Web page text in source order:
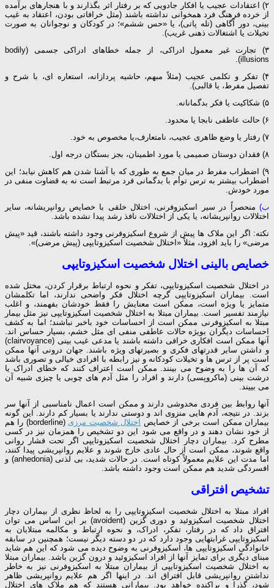
۲) اعتقادات عجیب یا افکار جادویی که بر رفتار اثر بگذارند و با هنجارهای برآمده
از خرده فرهنگ فرد همخوانی نداشته باشند (مثل خرافاتی بودن، اعتقاد به غیب
بینی، دور آگاهی (تله پاتی)، یا «حس ششم»؛ در کودکان و نوجوانان به صورت
تخیلات یا اشتغالات ذهنی غریب).
۳) تجارت غیر معمول ادراکی، از جمله خطاهای ادراکی جسمی (bodily
illusions).
۴) تفکر و تکلمی عجیب (مثلاً مبهم، حاشیه پردازانه، استعاره ای، با شرح و
تفصیل مفرط، یا قالبی).
۵) شکاکیت یا فکر بدگمانانه.
۶) حالت عاطفی نابجا یا محدود.
۷) رفتار یا وضع ظاهری عجیب، نامتعارف،‌یا مخصوص به خود.
۸) فقدان دوستان صمیمی یا مورد اطمینان، بجز بستگان درجه اول.
۹) اضطراب مفرط در میان جمع به طوری که با آشنا شدن هم کاهش نیابد؛ این
اضطراب بیشتر به ترس توأم با بدگمانی فرد مرتبط است نه به قضاوت منفی در
مورد خودش.
ب) منحصراً در سیر اسکیزوفرنی،‌ اختلال خلقی با خصایص روانپریشانه، سایر
اختلالات روانپریشانه، یا یکی از اختلالات نافذ رشد پیدا نشده باشد.
نکته: اگر این ملاک ها پیش از شروع اسکیزوفرنی وجود داشته باشند، قید «پیش
مرضی» را باید افزود،‌ مثلاً «اختلال شخصیت اسکیزوتایپی (پیش مرضی)».
خصایص بالینی اختلال شخصیت اسکیزوتایپی
در اختلال شخصیت اسکیزوتایپی،‌ تفکر و نحوه ارتباط برقرار کردن،‌ مختل شده
است. بیماران اسکیزوتایپی گرچه اختلال فکر واضحی ندارند، اما تکلمشان
متمایز یا ویژه است، ممکن است معنایش را فقط خودشان بفهمند، و اغلب
نیازمند تفسیر است. بیماران مبتلا به اختلال شخصیت اسکیزوتایپی نیز مثل بیمار
مبتلا به اسکیزوفرنی ممکن است از احساسات خود باخبر نباشند؛ اما به کشف
احساسات دیگران بویژه حالات عاطفی منفی ای مثل خشم، بسیار حساس اند.
آنها ممکن است افکاری خرافی داشته باشند یا مدعی غیب بینی (clairvoyance)
و داشتن سایر قدرتهای فکری و بصیرتهای ویژه باشند. جهان درونی آنها ممکن
است پر از ترس ها و تخیلات کودکانه و نیز رابطه با افرادی خیالی و تصوری باشد
که آن ها را به وضوح می بینند. ممکن است اعتراف کنند که خطای ادراک یا
درشت بینی (ماکروپسی) دارند و افراد را مثل آدم های چوبی یا چیزی شبیه آن
می بییند.
آنها روابط بین فردی مخدوشی دارند و ممکن است اعمال نامناسبی از آنها سر
بزند. در نتیجه، آدم هایی منزوی اند و دوستی ندارند یا بسیار کم دارند. این گونه
بیماران ممکن است برخی از خصایص
اختلال شخصیت مرزی
(borderline) را هم
از خود نشان دهند و در واقع می شود این دو تشخیص را همزمان نیز در کسی
مطرح کرد. بیماران دچار اختلال شخصیت اسکیزوتایپی اگر تحت فشار روانی
واقع شوند، ممکن است از حال عادی خارج شوند و علایم روانپریشی پیدا کنند،
اما مدت این علایم معمولاً کوتاه است. در حالات شدید، بی لذتی (anhedonia) و
افسردگی شدید هم ممکن است وجود داشته باشد.
تشخیص افتراقی
افراد مبتلا به اختلال شخصیت اسکیزوتایپی را به لحاظ نظری از بیماران دچار
اختلال شخصیت اسکیزوئید و دوری گزین (avoident) بر این اساس می توان
افتراق داد که در رفتار، تفکر، ادراک، و نحوه ارتباط و مکالمه مبتلایان به
اسکیزوتایپی غرابتهایی وجود دارد که در دو دسته دیگر نیست؛ همچنین در سابقه
خانوادگی اسکیزوتایپی ها، اسکیزوفرنی به وضوح دیده می شود که این هم شاید
مبنای دیگری برای تمایز آنها از افراد اسکیزوئید و درون گزین باشد. بیماران مبتلا
به اختلال شخصیت اسکیزوتایپی از بیماران مبتلا به اسکیزوفرنی نیز به خاطر
نداشتن روانپریشی قابل افتراق اند. در اینها اگر هم علایم روانپریشی ظاهر
شود، گذرا و پراکنده خواهد بود. بیمارانی هستند که هم ملاک های اختلال